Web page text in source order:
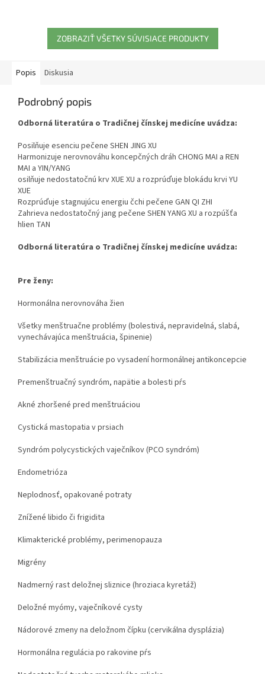
ZOBRAZIŤ VŠETKY SÚVISIACE PRODUKTY
Popis Diskusia
Podrobný popis
Odborná literatúra o Tradičnej čínskej medicíne uvádza:
Posilňuje esenciu pečene SHEN JING XU
Harmonizuje nerovnováhu koncepčných dráh CHONG MAI a REN
MAI a YIN/YANG
osilňuje nedostatočnú krv XUE XU a rozprúďuje blokádu krvi YU
XUE
Rozprúďuje stagnujúcu energiu čchi pečene GAN QI ZHI
Zahrieva nedostatočný jang pečene SHEN YANG XU a rozpúšťa
hlien TAN
Odborná literatúra o Tradičnej čínskej medicíne uvádza:
Pre ženy:
Hormonálna nerovnováha žien
Všetky menštruačne problémy (bolestivá, nepravidelná, slabá,
vynechávajúca menštruácia, špinenie)
Stabilizácia menštruácie po vysadení hormonálnej antikoncepcie
Premenštruačný syndróm, napätie a bolesti pŕs
Akné zhoršené pred menštruáciou
Cystická mastopatia v prsiach
Syndróm polycystických vaječníkov (PCO syndróm)
Endometrióza
Neplodnosť, opakované potraty
Znížené libido či frigidita
Klimakterické problémy, perimenopauza
Migrény
Nadmerný rast deložnej sliznice (hroziaca kyretáž)
Deložné myómy, vaječníkové cysty
Nádorové zmeny na deložnom čípku (cervikálna dysplázia)
Hormonálna regulácia po rakovine pŕs